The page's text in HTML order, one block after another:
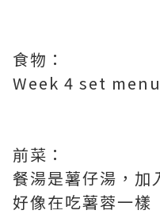
食物：
Week 4 set menu
前菜：
餐湯是薯仔湯，加
好像在吃薯蓉一樣